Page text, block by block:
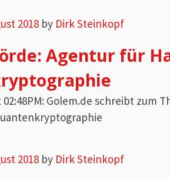
2018 by Dirk Steinkopf
Agentur für
02:48PM: Golem.de schreibt zum
2018 by Dirk Steinkopf